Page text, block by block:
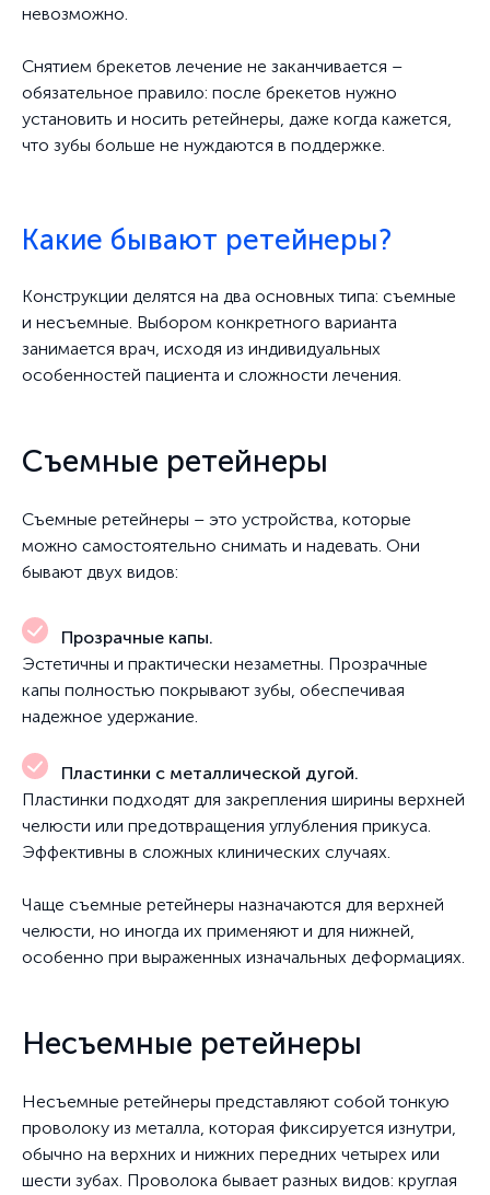
невозможно.
Снятием брекетов лечение не заканчивается –
обязательное правило: после брекетов нужно
установить и носить ретейнеры, даже когда кажется,
что зубы больше не нуждаются в поддержке.
Какие бывают ретейнеры?
Конструкции делятся на два основных типа: съемные
и несъемные. Выбором конкретного варианта
занимается врач, исходя из индивидуальных
особенностей пациента и сложности лечения.
Съемные ретейнеры
Съемные ретейнеры – это устройства, которые
можно самостоятельно снимать и надевать. Они
бывают двух видов:
Прозрачные капы.
Эстетичны и практически незаметны. Прозрачные
капы полностью покрывают зубы, обеспечивая
надежное удержание.
Пластинки с металлической дугой.
Пластинки подходят для закрепления ширины верхней
челюсти или предотвращения углубления прикуса.
Эффективны в сложных клинических случаях.
Чаще съемные ретейнеры назначаются для верхней
челюсти, но иногда их применяют и для нижней,
особенно при выраженных изначальных деформациях.
Несъемные ретейнеры
Несъемные ретейнеры представляют собой тонкую
проволоку из металла, которая фиксируется изнутри,
обычно на верхних и нижних передних четырех или
шести зубах. Проволока бывает разных видов: круглая